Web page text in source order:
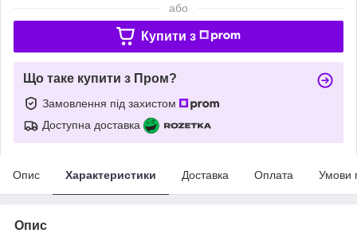
або
Купити з
Що таке купити з Пром?
Замовлення під захистом
Доступна доставка
Опис Характеристики Доставка Оплата Умови
Опис